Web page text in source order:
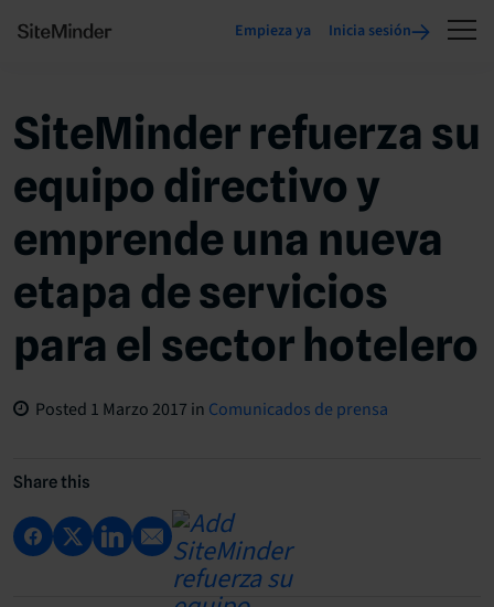
Empieza ya Inicia sesión
SiteMinder refuerza su
equipo directivo y
emprende una nueva
etapa de servicios
para el sector hotelero
Posted 1 Marzo 2017 in Comunicados de prensa
Share this